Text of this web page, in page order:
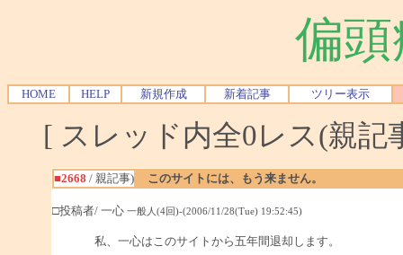
偏
HOME HELP 新規作成 新着記事 ツリー表示
[ スレッド内全0レス(親
■2668 / 親記事) このサイトには、もう来ません。
□投稿者/ 一心 一般人(4回)-(2006/11/28(Tue) 19:52:45)
私、一心はこのサイトから五年間退却します。